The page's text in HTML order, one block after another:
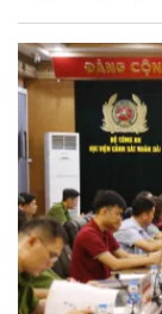
trình gồm: 01